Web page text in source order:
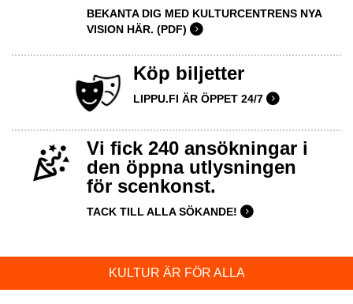
BEKANTA DIG MED KULTURCENTRENS NYA
VISION HÄR. (PDF)
Köp biljetter
LIPPU.FI ÄR ÖPPET 24/7
Vi fick 240 ansökningar i
den öppna utlysningen
för scenkonst.
TACK TILL ALLA SÖKANDE!
KULTUR ÄR FÖR ALLA